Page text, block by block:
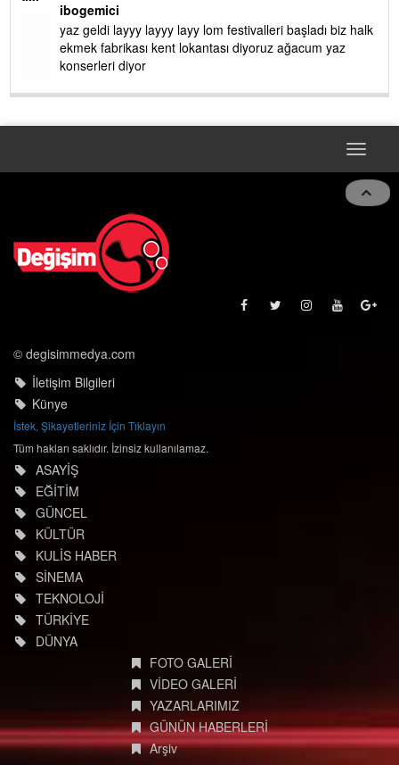
ibogemici
yaz geldi layyy layyy layy lom festivalleri başladı biz halk
ekmek fabrikası kent lokantası diyoruz ağacum yaz
© degisimmedya.com
İletişim Bilgileri
Künye
İstek, Şikayetleriniz İçin Tıklayın
Tüm hakları saklıdır. İzinsiz kullanılamaz.
ASAYİŞ
EĞİTİM
GÜNCEL
KÜLTÜR
KULİS HABER
SİNEMA
TEKNOLOJİ
TÜRKİYE
FOTO GALERİ
VİDEO GALERİ
YAZARLARIMIZ
GÜNÜN HABERLERİ